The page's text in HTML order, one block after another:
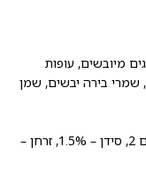
דגים מיובשים, עופות
שמרי בירה יבשים, שמן
חלבון – 27%, שומן – 16%, אפר – 7.9%, סיבים 2, סידן – 1.5%, זרחן –